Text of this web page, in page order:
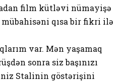
film kütləvi nümayişə
mübahisəni qısa bir fikri ilə
var. Mən yaşamaq
sonra siz başınızı
Stalinin göstərişini